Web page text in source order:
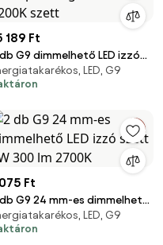
189 Ft
G9 dimmelhető LED izzó
üveg 3W 250lm 2200K
LED, G9
Ft
G9 24 mm-es dimmelhető
izzó szett 3W 300 lm
LED, G9